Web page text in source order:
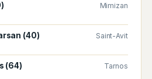
Mimizan
(40)
Saint-Avit
(64)
Tarnos